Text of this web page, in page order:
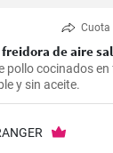
Cuota
freidora de aire
pollo cocinados
y sin aceite.